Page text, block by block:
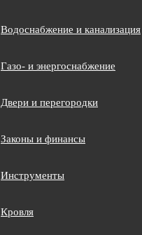
Водоснабжение и канализация
Газо- и энергоснабжение
Двери и перегородки
Законы и финансы
Инструменты
Кровля